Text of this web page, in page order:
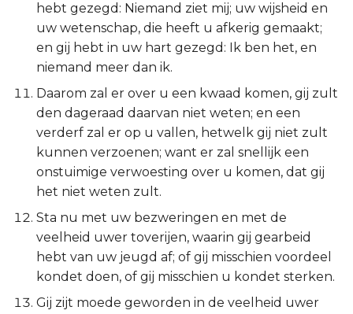
1 Johannes
2 Johannes
3 Johannes
Judas
Openbaring
hebt gezegd: Niemand ziet mij; uw wijsheid en
uw wetenschap, die heeft u afkerig gemaakt;
en gij hebt in uw hart gezegd: Ik ben het, en
niemand meer dan ik.
Daarom zal er over u een kwaad komen, gij zult
den dageraad daarvan niet weten; en een
verderf zal er op u vallen, hetwelk gij niet zult
kunnen verzoenen; want er zal snellijk een
onstuimige verwoesting over u komen, dat gij
het niet weten zult.
Sta nu met uw bezweringen en met de
veelheid uwer toverijen, waarin gij gearbeid
hebt van uw jeugd af; of gij misschien voordeel
kondet doen, of gij misschien u kondet sterken.
Gij zijt moede geworden in de veelheid uwer